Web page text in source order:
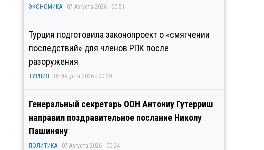
ЭКОНОМИКА 07 Августа 2026 - 00:51
Турция подготовила законопроект о «смягчении
последствий» для членов РПК после
разоружения
ТУРЦИЯ 07 Августа 2026 - 00:29
Генеральный секретарь ООН Антониу Гутерриш
направил поздравительное послание Николу
Пашиняну
ПОЛИТИКА 07 Августа 2026 - 00:24